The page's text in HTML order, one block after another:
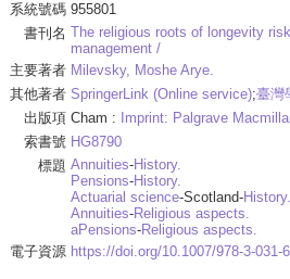
系統號碼 955801
書刊名 The religious roots of longevity
management /
主要著者 Milevsky, Moshe Arye.
其他著者 SpringerLink (Online service);臺灣
出版項 Cham : Imprint: Palgrave
索書號 HG8790
標題 Annuities-History.
Pensions-History.
Actuarial science-Scotland-History.
Annuities-Religious aspects.
aPensions-Religious aspects.
電子資源 https://doi.org/10.1007/978-3-031-